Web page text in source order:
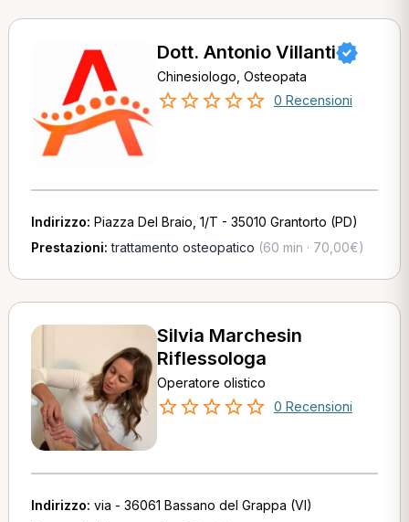
Dott. Antonio Villanti
Chinesiologo, Osteopata
0 Recensioni
Indirizzo: Piazza Del Braio, 1/T - 35010 Grantorto (PD)
Prestazioni:trattamento osteopatico (60 min · 70,00€)
Silvia Marchesin
Riflessologa
Operatore olistico
0 Recensioni
Indirizzo: via - 36061 Bassano del Grappa (VI)